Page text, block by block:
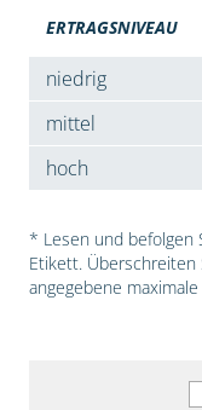
ERTRAGSNIVEAU
niedrig
mittel
hoch
* Lesen und befolgen
Etikett. Überschreiten
angegebene